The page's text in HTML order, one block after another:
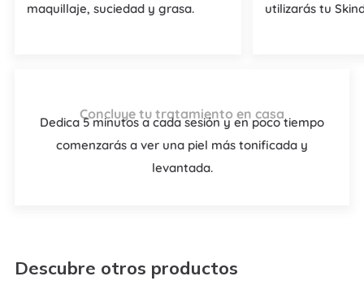
maquillaje, suciedad y grasa.
utilizarás tu
Concluye tu tratamiento en casa
Dedica 5 minutos a cada sesión y en poco tiempo
comenzarás a ver una piel más tonificada y
levantada.
Descubre otros productos